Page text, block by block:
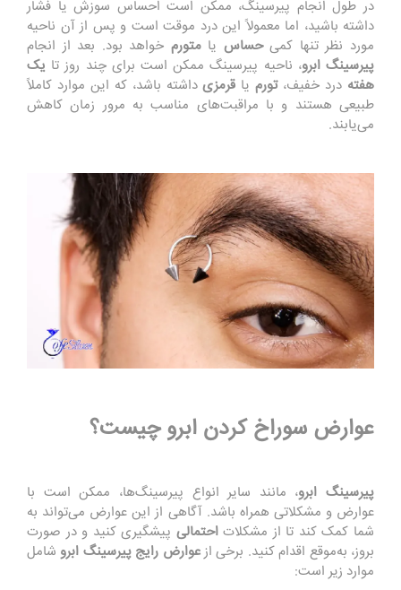
در طول انجام پیرسینگ، ممکن است احساس سوزش یا فشار
داشته باشید، اما معمولاً این درد موقت است و پس از آن ناحیه
مورد نظر تنها کمیحساس یامتورم خواهد بود. بعد از انجام
پیرسینگ ابرو، ناحیه پیرسینگ ممکن است برای چند روز تا یک
هفته درد خفیف،تورمیا قرمزیداشته باشد، که این موارد کاملاً
طبیعی هستند و با مراقبت‌های مناسب به مرور زمان کاهش
می‌یابند.
عوارض سوراخ کردن ابرو چیست؟
پیرسینگ ابرو، مانند سایر انواع پیرسینگ‌ها، ممکن است با
عوارض و مشکلاتی همراه باشد. آگاهی از این عوارض می‌تواند به
شما کمک کند تا از مشکلاتاحتمالی پیشگیری کنید و در صورت
بروز، به‌موقع اقدام کنید. برخی ازعوارض رایج پیرسینگ ابرو شامل
موارد زیر است: